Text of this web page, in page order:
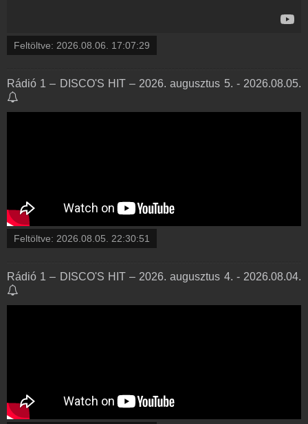
Feltöltve: 2026.08.06. 17:07:29
Rádió 1 – DISCO'S HIT – 2026. augusztus 5. - 2026.08.05.
Feltöltve: 2026.08.05. 22:30:51
Rádió 1 – DISCO'S HIT – 2026. augusztus 4. - 2026.08.04.